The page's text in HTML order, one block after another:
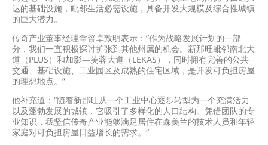
达的基础设施，毗邻生活必需设施，具备开发大规模及综合性城镇
的巨大潜力。
传奇产业董事经理拿督卓致明表示：”作为战略发展计划的一部
分，我们一直积极探讨扩张到其他州属的机会。新那旺毗邻南北大
道（PLUS）和加影—芙蓉大道（LEKAS），同时拥有完善的公共
交通、基础设施、工业园区及成熟的住宅区域，是开发可负担房屋
的理想地点。”
他补充道：“随着新那旺从一个工业中心逐步转型为一个充满活力
以及蓬勃发展的城镇，它吸引了多样化的人口结构。凭借团队的专
业知识，我坚信传奇产业能够满足居住在森美兰的技术人员和年轻
家庭对可负担房屋日益增长的需求。“